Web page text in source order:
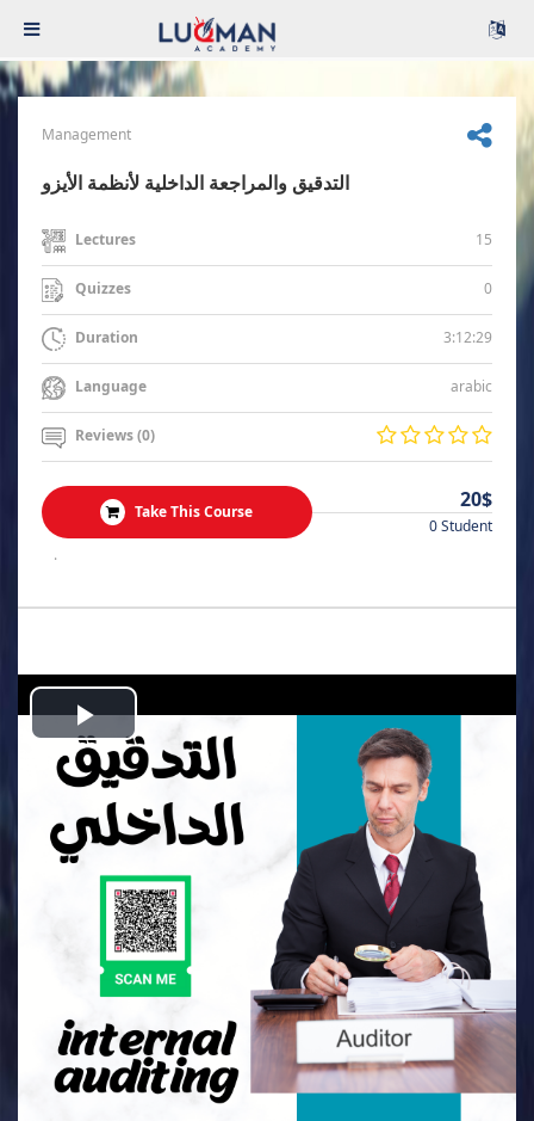
Management
التدقيق والمراجعة الداخلية لأنظمة الأيزو
Lectures 15
Quizzes 0
Duration 3:12:29
Language arabic
Reviews (0)
Take This Course 20$
0 Student
.
Play
Video